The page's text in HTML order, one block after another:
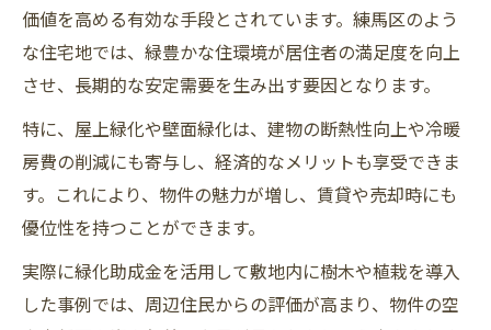
ト
練馬区開発事業届出書と緑化支援の流れ
助成金を活用した地域緑化事業の進め方
緑化助成で不動産価値を高める成功事例
地域貢献型の不動産開発がもたらす新たな展望
地域緑化事業が開く不動産地域貢献の未来
像
まちづくり条例に沿った新しい不動産開発
手法
価値を高める有効な手段とされています。練馬区のよう
な住宅地では、緑豊かな住環境が居住者の満足度を向上
させ、長期的な安定需要を生み出す要因となります。
特に、屋上緑化や壁面緑化は、建物の断熱性向上や冷暖
房費の削減にも寄与し、経済的なメリットも享受できま
す。これにより、物件の魅力が増し、賃貸や売却時にも
優位性を持つことができます。
実際に緑化助成金を活用して敷地内に樹木や植栽を導入
した事例では、周辺住民からの評価が高まり、物件の空